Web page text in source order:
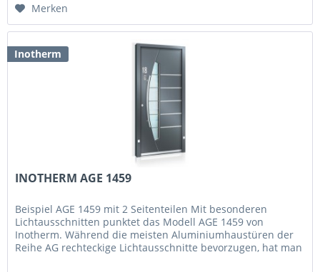
Merken
Inotherm
INOTHERM AGE 1459
Beispiel AGE 1459 mit 2 Seitenteilen Mit besonderen
Lichtausschnitten punktet das Modell AGE 1459 von
Inotherm. Während die meisten Aluminiumhaustüren der
Reihe AG rechteckige Lichtausschnitte bevorzugen, hat man